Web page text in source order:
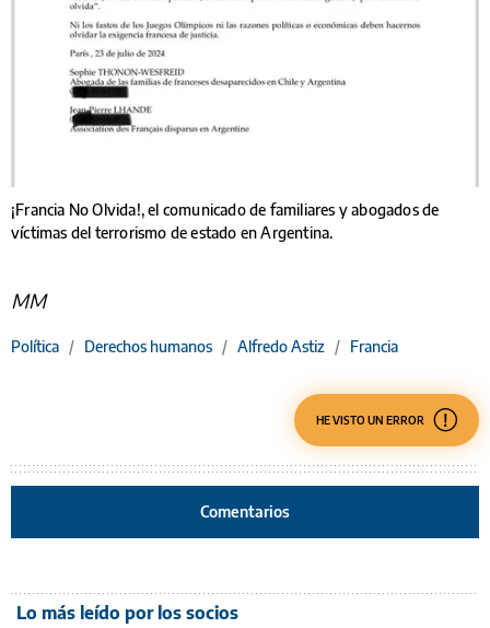
¡Francia No Olvida!, el comunicado de familiares y abogados de
víctimas del terrorismo de estado en Argentina.
MM
Política / Derechos humanos / Alfredo Astiz / Francia
HE VISTO UN ERROR
Comentarios
Lo más leído por los socios